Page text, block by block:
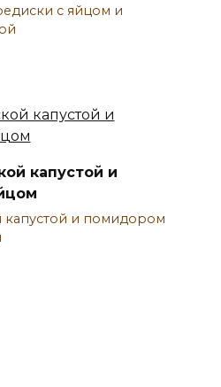
с яйцом и
капустой и
капустой и помидором